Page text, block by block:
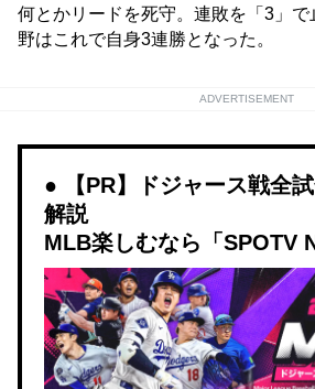
何とかリードを死守。連敗を「3」
野はこれで自身3連勝となった。
ADVERTISEMENT
【PR】ドジャース戦全
解説
MLB楽しむなら「SPOTV